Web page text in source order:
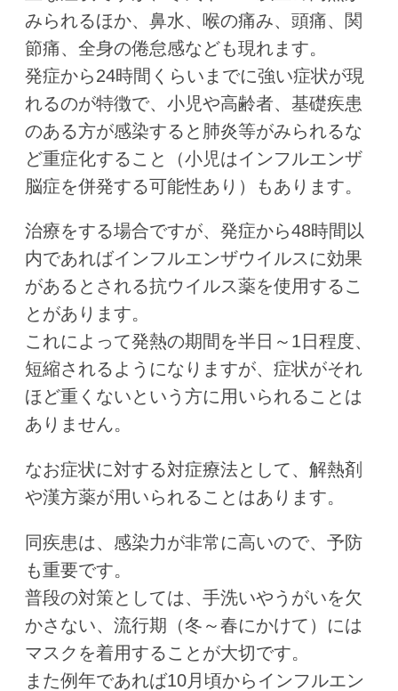
みられるほか、鼻水、喉の痛み、頭痛、関
節痛、全身の倦怠感なども現れます。
発症から24時間くらいまでに強い症状が現
れるのが特徴で、小児や高齢者、基礎疾患
のある方が感染すると肺炎等がみられるな
ど重症化すること（小児はインフルエンザ
脳症を併発する可能性あり）もあります。
治療をする場合ですが、発症から48時間以
内であればインフルエンザウイルスに効果
があるとされる抗ウイルス薬を使用するこ
とがあります。
これによって発熱の期間を半日～1日程度、
短縮されるようになりますが、症状がそれ
ほど重くないという方に用いられることは
ありません。
なお症状に対する対症療法として、解熱剤
や漢方薬が用いられることはあります。
同疾患は、感染力が非常に高いので、予防
も重要です。
普段の対策としては、手洗いやうがいを欠
かさない、流行期（冬～春にかけて）には
マスクを着用することが大切です。
また例年であれば10月頃からインフルエン